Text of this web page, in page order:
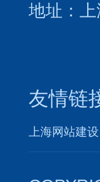
地址：
友情链
上海网站建设